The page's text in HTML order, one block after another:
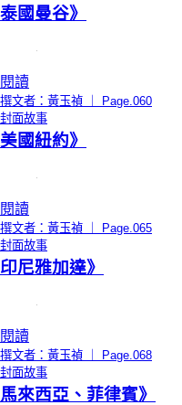
泰國曼谷》
閱讀
撰文者：黃玉禎 ｜ Page.060
封面故事
美國紐約》
閱讀
撰文者：黃玉禎 ｜ Page.065
封面故事
印尼雅加達》
閱讀
撰文者：黃玉禎 ｜ Page.068
封面故事
馬來西亞、菲律賓》